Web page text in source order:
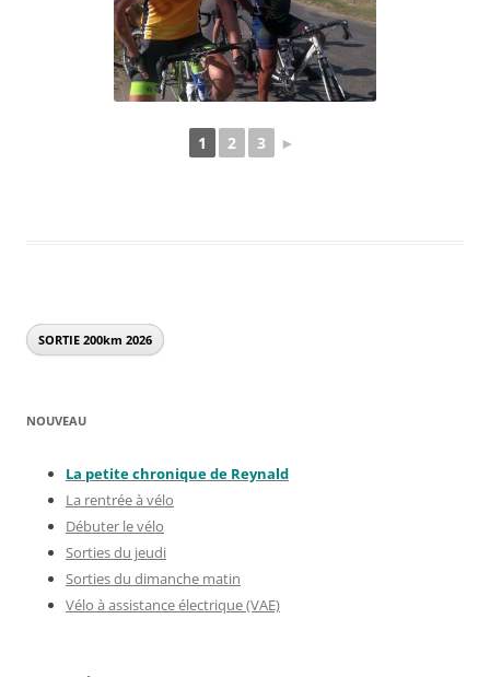
1 2 3 ►
SORTIE 200km 2026
NOUVEAU
La petite chronique de Reynald
La rentrée à vélo
Débuter le vélo
Sorties du jeudi
Sorties du dimanche matin
Vélo à assistance électrique (VAE)